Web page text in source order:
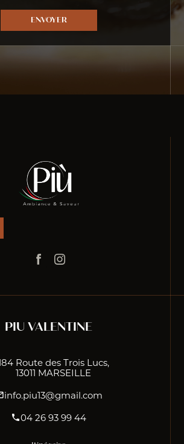
PIU VALENTINE
Route des Trois Lucs,
13011 MARSEILLE
info.piu13@gmail.com
phone04 26 93 99 44